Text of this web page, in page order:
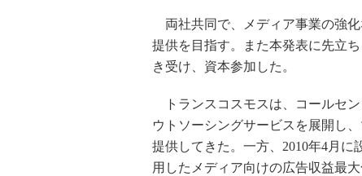
両社共同で、メディア事業の強
提供を目指す。また本発表に先立
き受け、資本参加した。
トランスコスモスは、コールセ
ウトソーシングサービスを展開し
提供してきた。一方、2010年4月
用したメディア向けの広告収益最